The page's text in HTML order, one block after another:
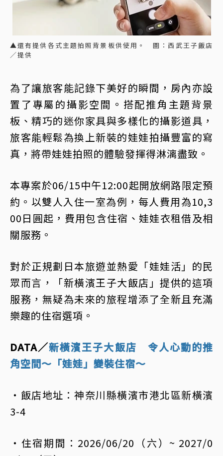
▲還有提供各式主題拍照背景板供使用。 圖：西武王子飯店
／提供
為了讓旅客能記錄下美好的瞬間，房內亦設
置了專屬的攝影空間。搭配推角主題背景
板、精巧的迷你家具與多樣化的攝影道具，
旅客能輕鬆為換上新裝的娃娃拍攝豐富的寫
真，將帶娃娃拍照的體驗發揮得淋漓盡致。
本專案於06/15中午12:00起開放網路限定預
約。以雙人入住一室為例，每人費用為10,3
00日圓起，費用包含住宿、娃娃衣租借及相
關服務。
對於正規劃日本旅遊並熱愛「娃娃活」的民
眾而言，「新橫濱王子大飯店」提供的這項
服務，無疑為未來的旅程增添了全新且充滿
樂趣的住宿選項。
DATA／新橫濱王子大飯店 令人心動的推
角空間～「娃娃」變裝住宿～
・飯店地址：神奈川縣橫濱市港北區新橫濱
3-4
・住宿期間：2026/06/20（六）~ 2027/0